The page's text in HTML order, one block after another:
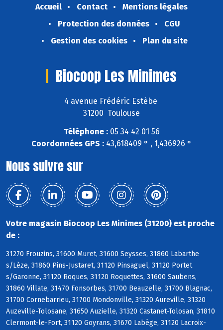
Accueil Contact
Mentions légales
Protection des données
CGU
Gestion des cookies
Plan du site
Biocoop Les Minimes
4 avenue Frédéric Estèbe
31200 Toulouse
Téléphone :05 34 42 01 56
Coordonnées GPS : 43,618409 ° , 1,436926 °
Nous suivre sur
Votre magasin Biocoop Les Minimes (31200) est proche
de :
31270 Frouzins, 31600 Muret, 31600 Seysses, 31860 Labarthe
s/Lèze, 31860 Pins-Justaret, 31120 Pinsaguel, 31120 Portet
s/Garonne, 31120 Roques, 31120 Roquettes, 31600 Saubens,
31860 Villate, 31470 Fonsorbes, 31700 Beauzelle, 31700 Blagnac,
31700 Cornebarrieu, 31700 Mondonville, 31320 Aureville, 31320
Auzeville-Tolosane, 31650 Auzielle, 31320 Castanet-Tolosan, 31810
Clermont-le-Fort, 31120 Goyrans, 31670 Labège, 31120 Lacroix-